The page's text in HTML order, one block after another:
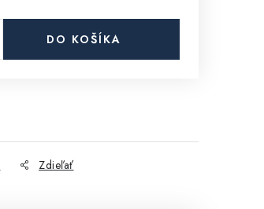
DO KOŠÍKA
Zdieľať